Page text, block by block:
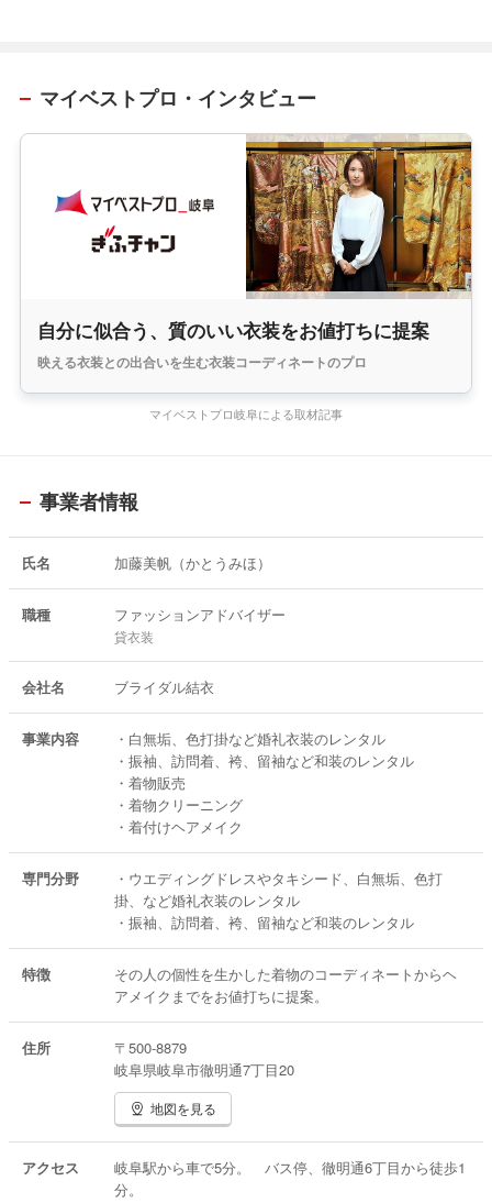
マイベストプロ・インタビュー
自分に似合う、質のいい衣装をお値打ちに提案
映える衣装との出合いを生む衣装コーディネートのプロ
マイベストプロ岐阜による取材記事
事業者情報
氏名 加藤美帆（かとうみほ）
職種 ファッションアドバイザー
貸衣装
会社名 ブライダル結衣
事業内容
・白無垢、色打掛など婚礼衣装のレンタル
・振袖、訪問着、袴、留袖など和装のレンタル
・着物販売
・着物クリーニング
・着付けヘアメイク
専門分野
・ウエディングドレスやタキシード、白無垢、色打
掛、など婚礼衣装のレンタル
・振袖、訪問着、袴、留袖など和装のレンタル
特徴
その人の個性を生かした着物のコーディネートからヘ
アメイクまでをお値打ちに提案。
住所
〒500-8879
岐阜県岐阜市徹明通7丁目20
地図を見る
アクセス
岐阜駅から車で5分。 バス停、徹明通6丁目から徒歩1
分。